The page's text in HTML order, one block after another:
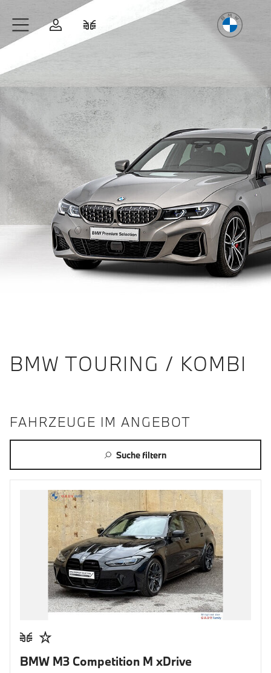
Zum Hauptinhalt springen
AnmeldenFahrzeugvergleich
Freude
BMW TOURING / KOMBI
FAHRZEUGE IM ANGEBOT
Suche filtern
BMW M3 Competition M xDrive